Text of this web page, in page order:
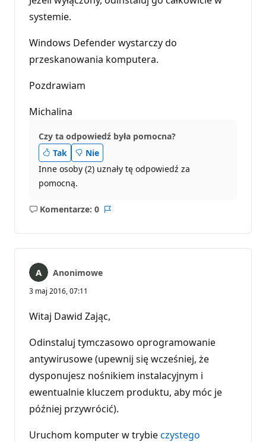
systemie.
Windows Defender wystarczy do
przeskanowania komputera.
Pozdrawiam
Michalina
Czy ta odpowiedź była pomocna?
Tak
Nie
Inne osoby (2) uznały tę odpowiedź za
pomocną.
Komentarze: 0
Brak
Anonimowe
3 maj 2016, 07:11
Witaj Dawid Zając,
Odinstaluj tymczasowo oprogramowanie
antywirusowe (upewnij się wcześniej, że
dysponujesz nośnikiem instalacyjnym i
ewentualnie kluczem produktu, aby móc je
później przywrócić).
Uruchom komputer w trybieczystego